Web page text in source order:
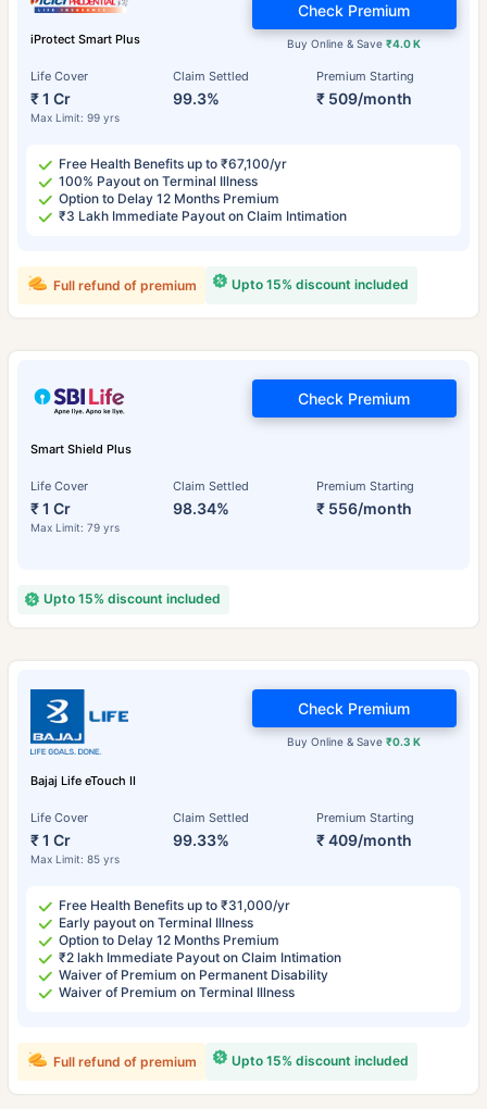
iProtect Smart Plus
Life Cover
₹ 1 Cr
Max Limit: 99 yrs
Claim Settled
99.3%
Premium Starting
₹ 509/month
Buy Online & Save₹4.0 K
Check Premium
Free Health Benefits up to ₹67,100/yr
100% Payout on Terminal Illness
Option to Delay 12 Months Premium
₹3 Lakh Immediate Payout on Claim Intimation
Upto 15% discount included
Full refund of premium
Smart Shield Plus
Life Cover
₹ 1 Cr
Max Limit: 79 yrs
Claim Settled
98.34%
Premium Starting
₹ 556/month
Check Premium
Upto 15% discount included
Bajaj Life eTouch II
Life Cover
₹ 1 Cr
Max Limit: 85 yrs
Claim Settled
99.33%
Premium Starting
₹ 409/month
Buy Online & Save₹0.3 K
Check Premium
Free Health Benefits up to ₹31,000/yr
Early payout on Terminal Illness
Option to Delay 12 Months Premium
₹2 lakh Immediate Payout on Claim Intimation
Waiver of Premium on Permanent Disability
Waiver of Premium on Terminal Illness
Upto 15% discount included
Full refund of premium